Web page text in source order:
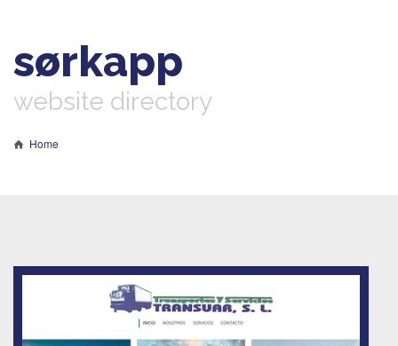
sørkapp
website directory
Home